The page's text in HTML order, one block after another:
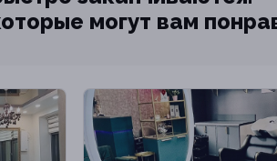
могут вам